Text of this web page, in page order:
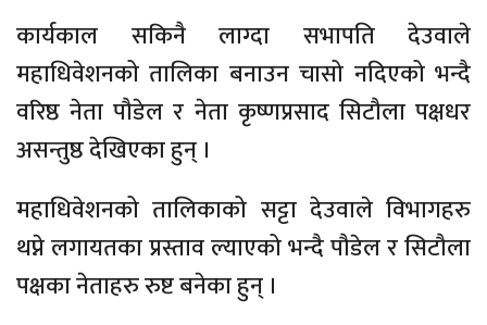
कार्यकाल सकिनै लाग्दा सभापति देउवाले
महाधिवेशनको तालिका बनाउन चासो नदिएको भन्दै
वरिष्ठ नेता पौडेल र नेता कृष्णप्रसाद सिटौला पक्षधर
असन्तुष्ठ देखिएका हुन् ।
महाधिवेशनको तालिकाको सट्टा देउवाले विभागहरु
थप्ने लगायतका प्रस्ताव ल्याएको भन्दै पौडेल र सिटौला
पक्षका नेताहरु रुष्ट बनेका हुन् ।